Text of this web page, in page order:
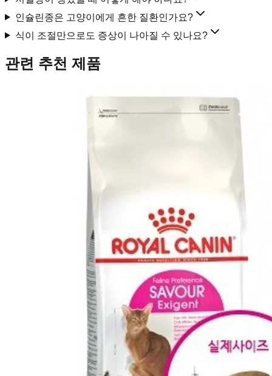
인슐린종은 고양이에게 흔한 질환인가요?
식이 조절만으로도 증상이 나아질 수 있나요?
관련 추천 제품